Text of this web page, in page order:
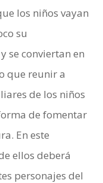
los niños vayan
su
se conviertan en
que reunir a
de los niños
de fomentar
En este
ellos deberá
personajes del